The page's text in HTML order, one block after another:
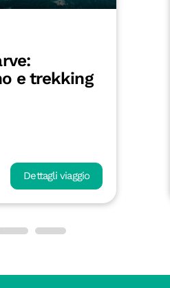
e trekking
Dettagli viaggio